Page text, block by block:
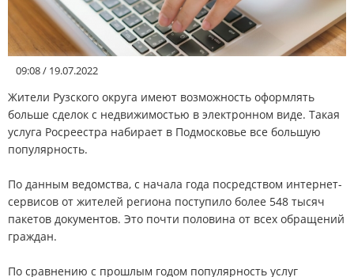
КУЛЬТУРА
СПОРТ
Меню
РЕКЛАМОДАТЕЛЯМ
09:08 / 19.07.2022
Жители Рузского округа имеют возможность оформлять
больше сделок с недвижимостью в электронном виде. Такая
услуга Росреестра набирает в Подмосковье все большую
популярность.
По данным ведомства, с начала года посредством интернет-
сервисов от жителей региона поступило более 548 тысяч
пакетов документов. Это почти половина от всех обращений
граждан.
По сравнению с прошлым годом популярность услуг